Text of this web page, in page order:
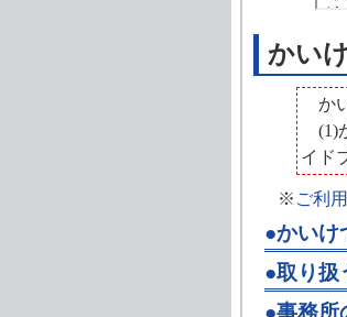
かい
か
(1)
イド
※ ご利
●かいけ
●取り扱